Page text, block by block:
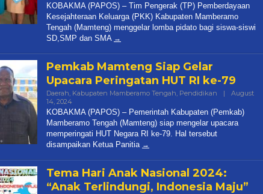
Papua
Pos
KOBAKMA (PAPOS) – Tim Pengerak (TP) Pemberdayaan
Kesejahteraan Keluarga (PKK) Kabupaten Mamberamo
Tengah (Mamteng) menggelar lomba pidato bagi siswa-siswi
SD,SMP dan SMA
Pemkab Mamteng Siap Gelar
Upacara Peringatan HUT RI ke-79
Daerah, Kabupaten Mamberamo Tengah, Pendidikan |
August
14, 2024
Papua
KOBAKMA (PAPOS) – Pemerintah Kabupaten (Pemkab)
Mamberamo Tengah (Mamteng) siap mengelar upacara
memperingati HUT Negara RI ke-79. Hal tersebut
disampaikan Ketua Panitia
Tema Hari Anak Nasional 2024:
“Anak Terlindungi, Indonesia Maju”